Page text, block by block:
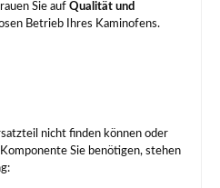
Sie auf Qualität und
Betrieb Ihres Kaminofens.
nicht finden können oder
Sie benötigen, stehen